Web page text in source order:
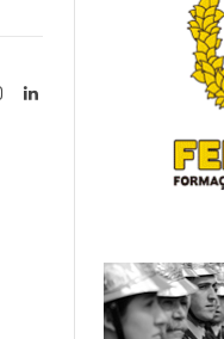
InstagramLinkedIn